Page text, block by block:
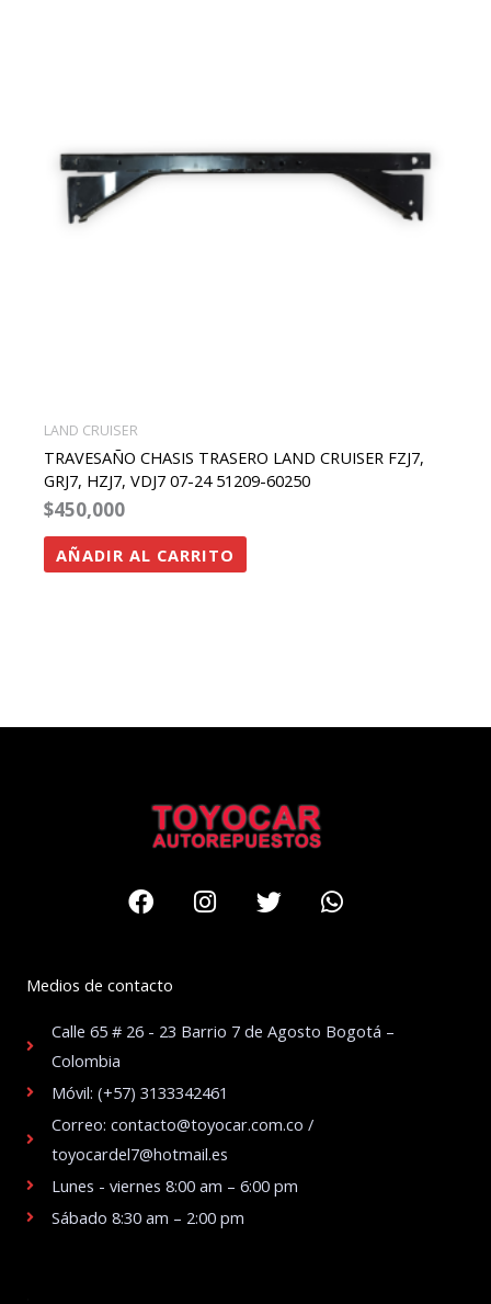
LAND CRUISER
TRAVESAÑO CHASIS TRASERO LAND CRUISER FZJ7,
GRJ7, HZJ7, VDJ7 07-24 51209-60250
$450,000
AÑADIR AL CARRITO
FacebookInstagram
TwitterWhatsapp
Medios de contacto
Calle 65 # 26 - 23 Barrio 7 de Agosto Bogotá –
Colombia
Móvil: (+57) 3133342461
Correo: contacto@toyocar.com.co /
toyocardel7@hotmail.es
Lunes - viernes 8:00 am – 6:00 pm
Sábado 8:30 am – 2:00 pm